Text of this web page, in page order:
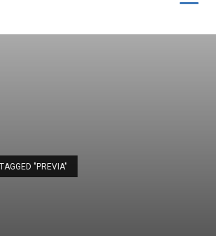
"PREVIA"